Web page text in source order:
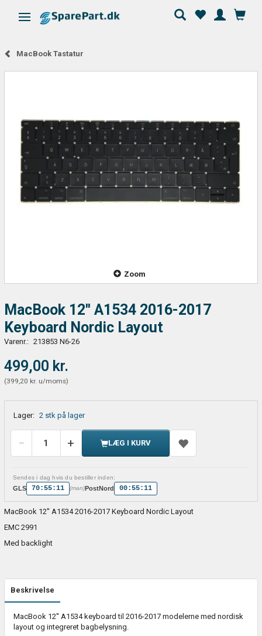
Skifte navigation
MacBook Tastatur
Zoom
MacBook 12'' A1534 2016-2017
Keyboard Nordic Layout
Varenr.: 213853 N6-26
499,00 kr.
(399,20 kr. u/moms)
Lager: 2 stk på lager
LÆG I KURV
Sendes i dag hvis du bestiller inden:
GLS 70:55:10 (man)PostNord 00:55:10
MacBook 12'' A1534 2016-2017 Keyboard Nordic Layout
EMC 2991
Med backlight
Beskrivelse
MacBook 12'' A1534 keyboard til 2016-2017 modelerne med nordisk
layout og integreret bagbelysning.